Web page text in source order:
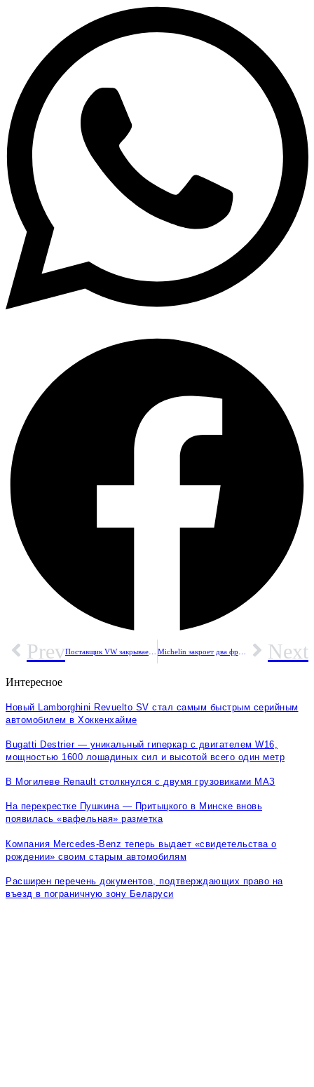
Prev Next
Интересное
Новый Lamborghini Revuelto SV стал самым быстрым серийным
автомобилем в Хоккенхайме
Bugatti Destrier — уникальный гиперкар с двигателем W16,
мощностью 1600 лошадиных сил и высотой всего один метр
В Могилеве Renault столкнулся с двумя грузовиками МАЗ
На перекрестке Пушкина — Притыцкого в Минске вновь
появилась «вафельная» разметка
Компания Mercedes-Benz теперь выдает «свидетельства о
рождении» своим старым автомобилям
Расширен перечень документов, подтверждающих право на
въезд в пограничную зону Беларуси